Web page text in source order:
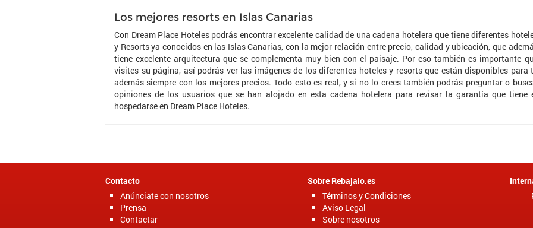
Los mejores resorts en Islas Canarias
Con Dream Place Hoteles podrás encontrar excelente calidad de una cadena hotelera que tiene diferentes
y Resorts ya conocidos en las Islas Canarias, con la mejor relación entre precio, calidad y ubicación, que
tiene excelente arquitectura que se complementa muy bien con el paisaje. Por eso también es importante
visites su página, así podrás ver las imágenes de los diferentes hoteles y resorts que están disponibles para
además siempre con los mejores precios. Todo esto es real, y si no lo crees también podrás preguntar o
opiniones de los usuarios que se han alojado en esta cadena hotelera para revisar la garantía que tiene
hospedarse en Dream Place Hoteles.
Contacto
Anúnciate con nosotros
Prensa
Contactar
Sobre Rebajalo.es
Términos y Condiciones
Aviso Legal
Sobre nosotros